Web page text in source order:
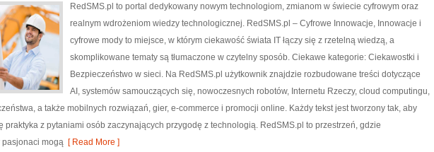
RedSMS.pl to portal dedykowany nowym technologiom, zmianom w świecie cyfrowym oraz
realnym wdrożeniom wiedzy technologicznej. RedSMS.pl – Cyfrowe Innowacje, Innowacje i
cyfrowe mody to miejsce, w którym ciekawość świata IT łączy się z rzetelną wiedzą, a
skomplikowane tematy są tłumaczone w czytelny sposób. Ciekawe kategorie: Ciekawostki i
Bezpieczeństwo w sieci. Na RedSMS.pl użytkownik znajdzie rozbudowane treści dotyczące
AI, systemów samouczących się, nowoczesnych robotów, Internetu Rzeczy, cloud computingu,
a także mobilnych rozwiązań, gier, e-commerce i promocji online. Każdy tekst jest tworzony tak, aby
praktyka z pytaniami osób zaczynających przygodę z technologią. RedSMS.pl to przestrzeń, gdzie
pasjonaci mogą [ Read More ]